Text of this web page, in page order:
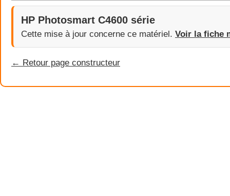
HP Photosmart C4600 série
Cette mise à jour concerne ce matériel. Voir la fiche
← Retour page constructeur